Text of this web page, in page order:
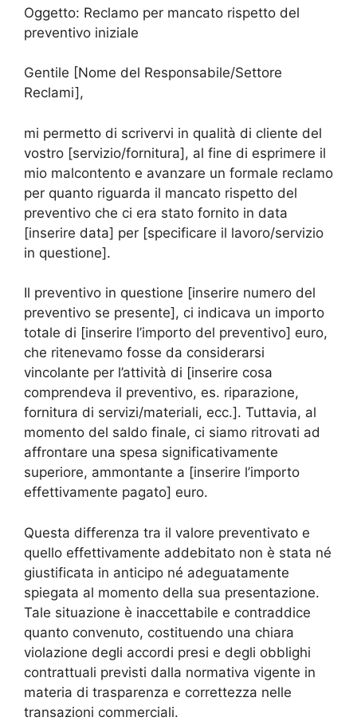
Oggetto: Reclamo per mancato rispetto del
preventivo iniziale
Gentile [Nome del Responsabile/Settore
Reclami],
mi permetto di scrivervi in qualità di cliente del
vostro [servizio/fornitura], al fine di esprimere il
mio malcontento e avanzare un formale reclamo
per quanto riguarda il mancato rispetto del
preventivo che ci era stato fornito in data
[inserire data] per [specificare il lavoro/servizio
in questione].
Il preventivo in questione [inserire numero del
preventivo se presente], ci indicava un importo
totale di [inserire l’importo del preventivo] euro,
che ritenevamo fosse da considerarsi
vincolante per l’attività di [inserire cosa
comprendeva il preventivo, es. riparazione,
fornitura di servizi/materiali, ecc.]. Tuttavia, al
momento del saldo finale, ci siamo ritrovati ad
affrontare una spesa significativamente
superiore, ammontante a [inserire l’importo
effettivamente pagato] euro.
Questa differenza tra il valore preventivato e
quello effettivamente addebitato non è stata né
giustificata in anticipo né adeguatamente
spiegata al momento della sua presentazione.
Tale situazione è inaccettabile e contraddice
quanto convenuto, costituendo una chiara
violazione degli accordi presi e degli obblighi
contrattuali previsti dalla normativa vigente in
materia di trasparenza e correttezza nelle
transazioni commerciali.